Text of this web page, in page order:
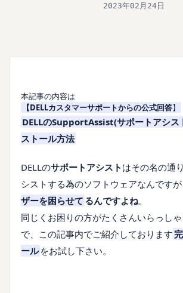
2023年02月24日
本記事の内容は
【DELLカスタマーサポートからの公式回答】
DELLのSupportAssist(サポートアシス
ストール方法
DELLのサポートアシスト はその名の通
シストする為のソフトウェアなんです
ザーを困らせて るんですよね。
同じくお困りの方がたくさんいらっし
で、この記事内でご紹介しております
ール をお試し下さい。